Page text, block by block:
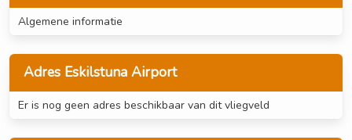
Algemene informatie
Adres Eskilstuna Airport
Er is nog geen adres beschikbaar van dit vliegveld